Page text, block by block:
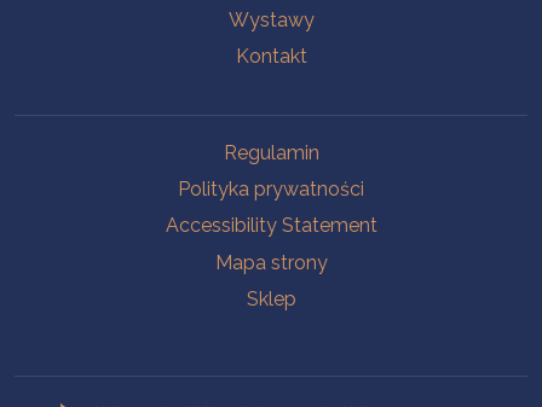
Wystawy
Kontakt
Regulamin
Polityka prywatności
Accessibility Statement
Mapa strony
Sklep